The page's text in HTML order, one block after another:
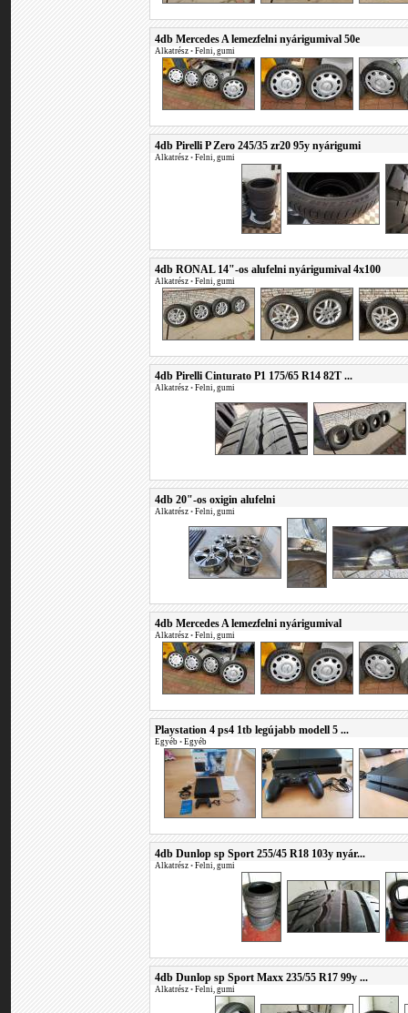
4db Mercedes A lemezfelni nyárigumival 50e
Alkatrész • Felni, gumi
4db Pirelli P Zero 245/35 zr20 95y nyárigumi
Alkatrész • Felni, gumi
4db RONAL 14"-os alufelni nyárigumival 4x100
Alkatrész • Felni, gumi
4db Pirelli Cinturato P1 175/65 R14 82T ...
Alkatrész • Felni, gumi
4db 20"-os oxigin alufelni
Alkatrész • Felni, gumi
4db Mercedes A lemezfelni nyárigumival
Alkatrész • Felni, gumi
Playstation 4 ps4 1tb legújabb modell 5 ...
Egyéb • Egyéb
4db Dunlop sp Sport 255/45 R18 103y nyár...
Alkatrész • Felni, gumi
4db Dunlop sp Sport Maxx 235/55 R17 99y ...
Alkatrész • Felni, gumi